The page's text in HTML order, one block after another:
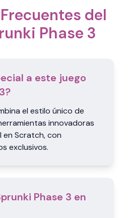
del
Phase 3
a este juego
el estilo único de
innovadoras
en Scratch, con
exclusivos.
Phase 3 en